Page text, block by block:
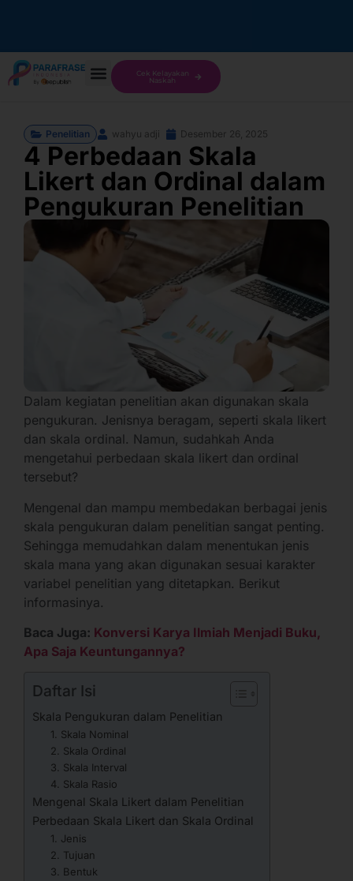
Cek Kelayakan
Naskah
Penelitian wahyu adji Desember 26, 2025
4 Perbedaan Skala
Likert dan Ordinal dalam
Pengukuran Penelitian
Dalam kegiatan penelitian akan digunakan skala
pengukuran. Jenisnya beragam, seperti skala likert
dan skala ordinal. Namun, sudahkah Anda
mengetahui perbedaan skala likert dan ordinal
tersebut?
Mengenal dan mampu membedakan berbagai jenis
skala pengukuran dalam penelitian sangat penting.
Sehingga memudahkan dalam menentukan jenis
skala mana yang akan digunakan sesuai karakter
variabel penelitian yang ditetapkan. Berikut
informasinya.
Baca Juga: Konversi Karya Ilmiah Menjadi Buku,
Apa Saja Keuntungannya?
Daftar Isi
Skala Pengukuran dalam Penelitian
1. Skala Nominal
2. Skala Ordinal
3. Skala Interval
4. Skala Rasio
Mengenal Skala Likert dalam Penelitian
Perbedaan Skala Likert dan Skala Ordinal
1. Jenis
2. Tujuan
3. Bentuk